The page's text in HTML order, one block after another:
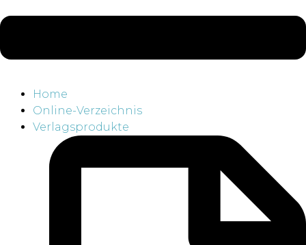
Home
Online-Verzeichnis
Verlagsprodukte